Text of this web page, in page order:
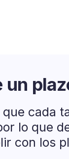
un
cada
lo que
con los